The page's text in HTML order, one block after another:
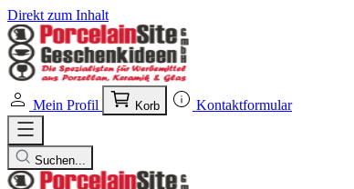
Direkt zum Inhalt
Mein Profil Korb Kontaktformular
Suchen...